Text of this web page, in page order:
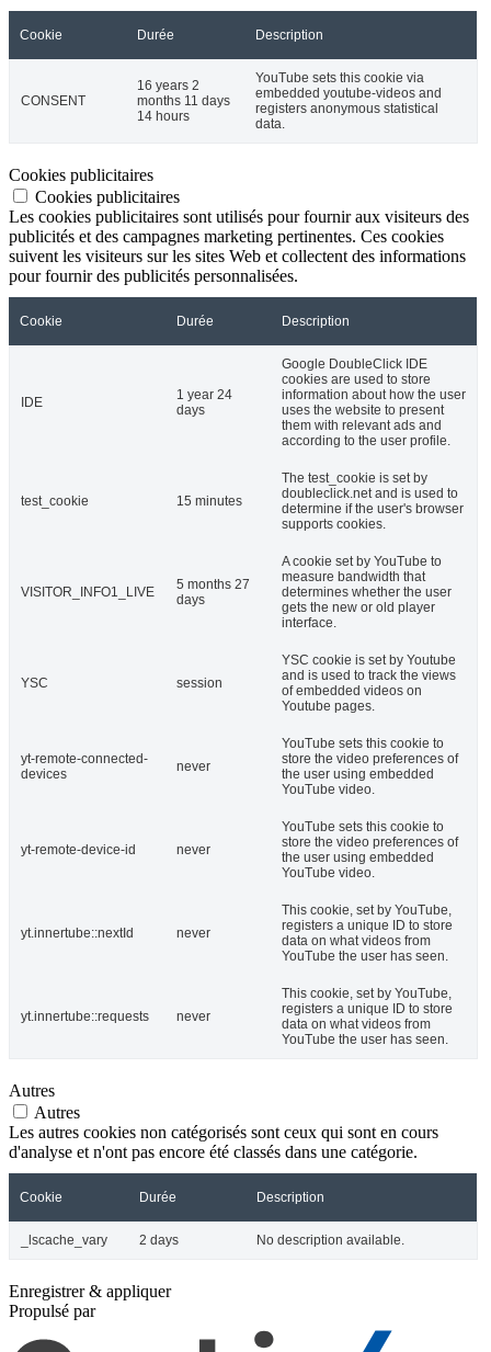
Cookie Durée Description
CONSENT
16 years 2
months 11 days
14 hours
YouTube sets this cookie via
embedded youtube-videos and
registers anonymous statistical
data.
Cookies publicitaires
Cookies publicitaires
Les cookies publicitaires sont utilisés pour fournir aux visiteurs des
publicités et des campagnes marketing pertinentes. Ces cookies
suivent les visiteurs sur les sites Web et collectent des informations
pour fournir des publicités personnalisées.
Cookie Durée Description
IDE
1 year 24
days
Google DoubleClick IDE
cookies are used to store
information about how the user
uses the website to present
them with relevant ads and
according to the user profile.
test_cookie 15 minutes
The test_cookie is set by
doubleclick.net and is used to
determine if the user's browser
supports cookies.
VISITOR_INFO1_LIVE
5 months 27
days
A cookie set by YouTube to
measure bandwidth that
determines whether the user
gets the new or old player
interface.
YSC session
YSC cookie is set by Youtube
and is used to track the views
of embedded videos on
Youtube pages.
yt-remote-connected-
devices
never
YouTube sets this cookie to
store the video preferences of
the user using embedded
YouTube video.
yt-remote-device-id never
YouTube sets this cookie to
store the video preferences of
the user using embedded
YouTube video.
yt.innertube::nextId never
This cookie, set by YouTube,
registers a unique ID to store
data on what videos from
YouTube the user has seen.
yt.innertube::requests never
This cookie, set by YouTube,
registers a unique ID to store
data on what videos from
YouTube the user has seen.
Autres
Autres
Les autres cookies non catégorisés sont ceux qui sont en cours
d'analyse et n'ont pas encore été classés dans une catégorie.
Cookie Durée Description
_lscache_vary 2 days No description available.
Enregistrer & appliquer
Propulsé par